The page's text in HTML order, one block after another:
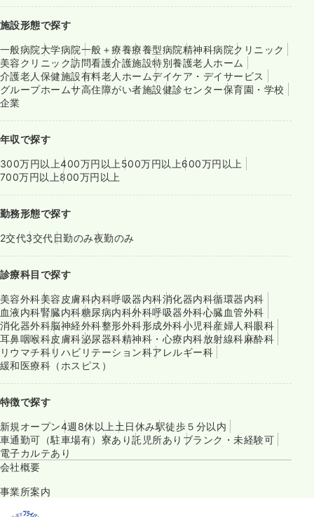
施設形態で探す
一般病院大学病院一般＋療養療養型病院精神科病院クリニック
美容クリニック訪問看護介護施設特別養護老人ホーム
介護老人保健施設有料老人ホームデイケア・デイサービス
グループホームサ高住障がい者施設健診センター保育園・学校
企業
年収で探す
300万円以上400万円以上 500万円以上600万円以上
700万円以上800万円以上
勤務形態で探す
2交代3交代日勤のみ夜勤のみ
診療科目で探す
美容外科美容皮膚科内科呼吸器内科消化器内科循環器内科
血液内科腎臓内科糖尿病内科外科呼吸器外科心臓血管外科
消化器外科脳神経外科整形外科形成外科小児科産婦人科眼科
耳鼻咽喉科皮膚科泌尿器科精神科・心療内科放射線科麻酔科
リウマチ科リハビリテーション科アレルギー科
緩和医療科（ホスピス）
特徴で探す
新規オープン4週8休以上 土日休み駅徒歩５分以内
車通勤可（駐車場有） 寮あり託児所あり ブランク・未経験可
電子カルテあり
会社概要
事業所案内